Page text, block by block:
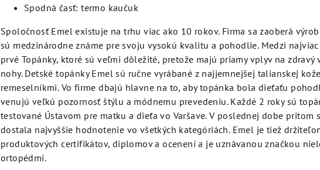
Spodná časť: termo kaučuk
Spoločnosť Emel existuje na trhu viac ako 10 rokov. Firma sa zaoberá
sú medzinárodne známe pre svoju vysokú kvalitu a pohodlie. Medzi
prvé Topánky, ktoré sú veľmi dôležité, pretože majú priamy vplyv na zdravý
nohy. Detské topánky Emel sú ručne vyrábané z najjemnejšej talianskej
remeselníkmi. Vo firme dbajú hlavne na to, aby topánka bola dieťaťu
venujú veľkú pozornosť štýlu a módnemu prevedeniu. Každé 2 roky sú
testované Ústavom pre matku a dieťa vo Varšave. V poslednej dobe pritom
dostala najvyššie hodnotenie vo všetkých kategóriách. Emel je tiež
produktových certifikátov, diplomov a ocenení a je uznávanou značkou
ortopédmi.